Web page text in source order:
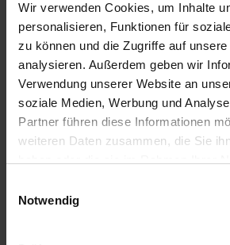
Wir verwenden Cookies, um Inhalte
personalisieren, Funktionen für
zu können und die Zugriffe auf
analysieren. Außerdem geben wir
Verwendung unserer Website an
soziale Medien, Werbung und
Partner führen diese Informationen
weiteren Daten zusammen, die Sie
Notwendig
18